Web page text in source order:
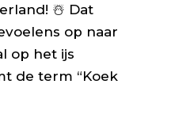
☃️ Dat
op naar
op het ijs
de term “Koek